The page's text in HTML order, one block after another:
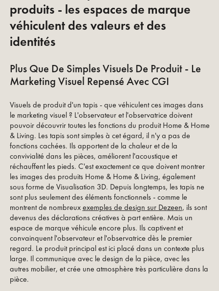
produits - les espaces de marque
véhiculent des valeurs et des
identités
Plus Que De Simples Visuels De Produit - Le
Marketing Visuel Repensé Avec CGI
Visuels de produit d'un tapis - que véhiculent ces images dans
le marketing visuel ? L'observateur et l'observatrice doivent
pouvoir découvrir toutes les fonctions du produit Home & Home
& Living. Les tapis sont simples à cet égard, il n'y a pas de
fonctions cachées. Ils apportent de la chaleur et de la
convivialité dans les pièces, améliorent l'acoustique et
réchauffent les pieds. C'est exactement ce que doivent montrer
les images des produits Home & Home & Living, également
sous forme de Visualisation 3D. Depuis longtemps, les tapis ne
sont plus seulement des éléments fonctionnels - comme le
montrent de nombreuxexemples de design sur Dezeen, ils sont
devenus des déclarations créatives à part entière. Mais un
espace de marque véhicule encore plus. Ils captivent et
convainquent l'observateur et l'observatrice dès le premier
regard. Le produit principal est ici placé dans un contexte plus
large. Il communique avec le design de la pièce, avec les
autres mobilier, et crée une atmosphère très particulière dans la
pièce.